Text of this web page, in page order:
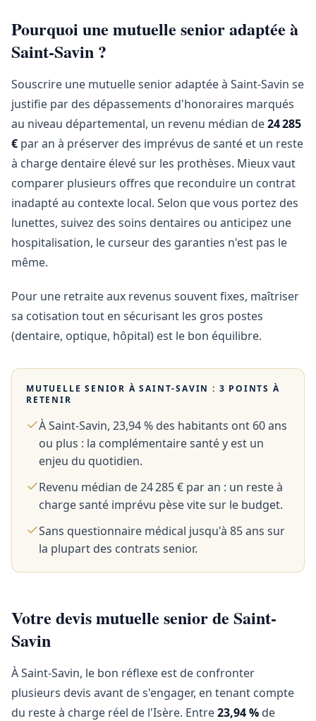
Pourquoi une mutuelle senior adaptée à
Saint-Savin ?
Souscrire une mutuelle senior adaptée à Saint-Savin se
justifie par des dépassements d'honoraires marqués
au niveau départemental, un revenu médian de24 285
€ par an à préserver des imprévus de santé et un reste
à charge dentaire élevé sur les prothèses. Mieux vaut
comparer plusieurs offres que reconduire un contrat
inadapté au contexte local. Selon que vous portez des
lunettes, suivez des soins dentaires ou anticipez une
hospitalisation, le curseur des garanties n'est pas le
même.
Pour une retraite aux revenus souvent fixes, maîtriser
sa cotisation tout en sécurisant les gros postes
(dentaire, optique, hôpital) est le bon équilibre.
MUTUELLE SENIOR ÀSAINT-SAVIN : 3 POINTS À
RETENIR
À Saint-Savin, 23,94 % des habitants ont 60 ans
ou plus : la complémentaire santé y est un
enjeu du quotidien.
Revenu médian de 24 285 € par an : un reste à
charge santé imprévu pèse vite sur le budget.
Sans questionnaire médical jusqu'à 85 ans sur
la plupart des contrats senior.
Votre devis mutuelle senior de Saint-
Savin
À Saint-Savin, le bon réflexe est de confronter
plusieurs devis avant de s'engager, en tenant compte
du reste à charge réel de l'Isère. Entre23,94 % de